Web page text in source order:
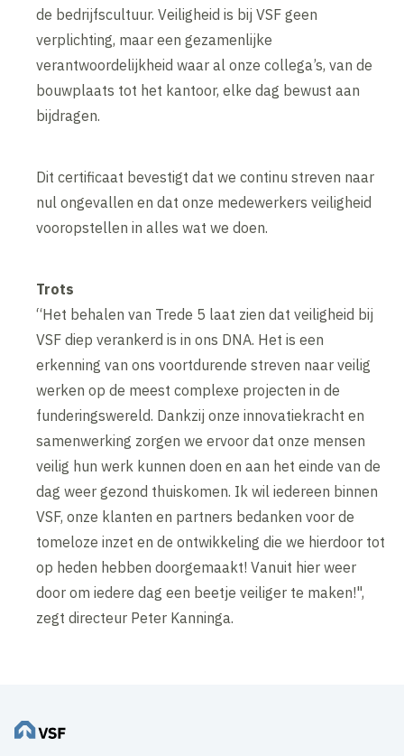
de bedrijfscultuur. Veiligheid is bij VSF geen
verplichting, maar een gezamenlijke
verantwoordelijkheid waar al onze collega’s, van de
bouwplaats tot het kantoor, elke dag bewust aan
bijdragen.
Dit certificaat bevestigt dat we continu streven naar
nul ongevallen en dat onze medewerkers veiligheid
vooropstellen in alles wat we doen.
Trots
“Het behalen van Trede 5 laat zien dat veiligheid bij
VSF diep verankerd is in ons DNA. Het is een
erkenning van ons voortdurende streven naar veilig
werken op de meest complexe projecten in de
funderingswereld. Dankzij onze innovatiekracht en
samenwerking zorgen we ervoor dat onze mensen
veilig hun werk kunnen doen en aan het einde van de
dag weer gezond thuiskomen. Ik wil iedereen binnen
VSF, onze klanten en partners bedanken voor de
tomeloze inzet en de ontwikkeling die we hierdoor tot
op heden hebben doorgemaakt! Vanuit hier weer
door om iedere dag een beetje veiliger te maken!",
zegt directeur Peter Kanninga.